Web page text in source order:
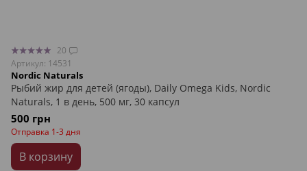
20
Артикул: 14531
Nordic Naturals
Рыбий жир для детей (ягоды), Daily Omega Kids, Nordic
Naturals, 1 в день, 500 мг, 30 капсул
500 грн
Отправка 1-3 дня
В корзину